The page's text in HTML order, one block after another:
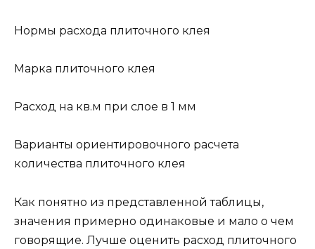
Нормы расхода плиточного клея
Марка плиточного клея
Расход на кв.м при слое в 1 мм
Варианты ориентировочного расчета
количества плиточного клея
Как понятно из представленной таблицы,
значения примерно одинаковые и мало о чем
говорящие. Лучше оценить расход плиточного